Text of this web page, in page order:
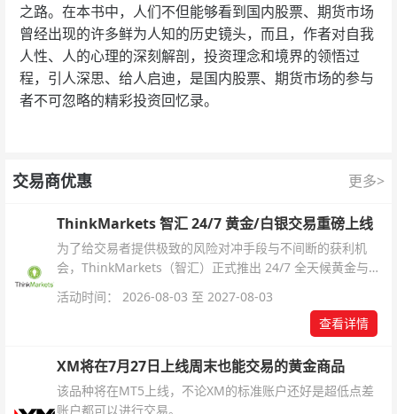
之路。在本书中，人们不但能够看到国内股票、期货市场
曾经出现的许多鲜为人知的历史镜头，而且，作者对自我
人性、人的心理的深刻解剖，投资理念和境界的领悟过
程，引人深思、给人启迪，是国内股票、期货市场的参与
者不可忽略的精彩投资回忆录。
交易商优惠 更多>
ThinkMarkets 智汇 24/7 黄金/白银交易重磅上线
为了给交易者提供极致的风险对冲手段与不间断的获利机
会，ThinkMarkets（智汇）正式推出 24/7 全天候黄金与白
杆配置、支持软件及交易细则。
活动时间： 2026-08-03 至 2027-08-03
查看详情
XM将在7月27日上线周末也能交易的黄金商品
该品种将在MT5上线，不论XM的标准账户还好是超低点差
账户都可以进行交易。